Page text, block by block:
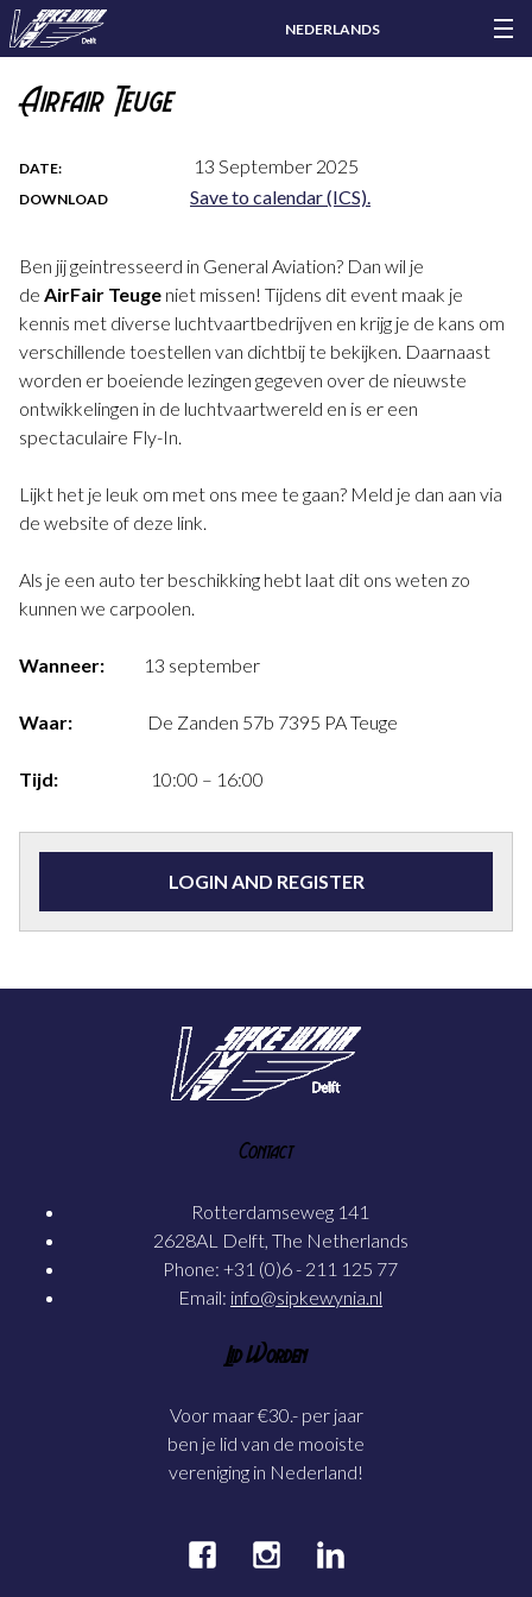
NEDERLANDS
Airfair Teuge
DATE: 13 September 2025
DOWNLOAD Save to calendar (ICS).
Ben jij geintresseerd in General Aviation? Dan wil je
de AirFair Teuge niet missen! Tijdens dit event maak je
kennis met diverse luchtvaartbedrijven en krijg je de kans om
verschillende toestellen van dichtbij te bekijken. Daarnaast
worden er boeiende lezingen gegeven over de nieuwste
ontwikkelingen in de luchtvaartwereld en is er een
spectaculaire Fly-In.
Lijkt het je leuk om met ons mee te gaan? Meld je dan aan via
de website of deze link.
Als je een auto ter beschikking hebt laat dit ons weten zo
kunnen we carpoolen.
Wanneer: 13 september
Waar: De Zanden 57b 7395 PA Teuge
Tijd: 10:00 – 16:00
LOGIN AND REGISTER
Contact
Rotterdamseweg 141
2628AL Delft, The Netherlands
Phone: +31 (0)6 - 211 125 77
Email: info@sipkewynia.nl
Lid Worden
Voor maar €30.- per jaar
ben je lid van de mooiste
vereniging in Nederland!